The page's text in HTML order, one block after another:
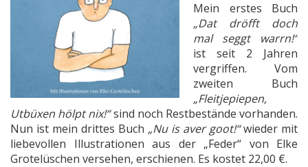
Mein erstes Buch
„Dat dröfft doch
mal seggt warrn!“
ist seit 2 Jahren
vergriffen. Vom
zweiten Buch
„Fleitjepiepen,
Utbüxen hölpt nix!“sind noch Restbestände vorhanden.
Nun ist mein drittes Buch „Nu is aver goot!“wieder mit
liebevollen Illustrationen aus der „Feder“ von Elke
Grotelüschen versehen, erschienen. Es kostet 22,00 €.